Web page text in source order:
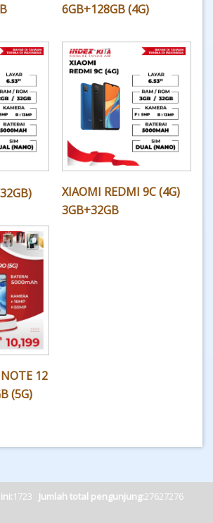
6GB+128GB (4G)
XIAOMI REDMI 9C (4G)
3GB+32GB
12
(5G)
1723 Jumlah total pengunjung:27627276